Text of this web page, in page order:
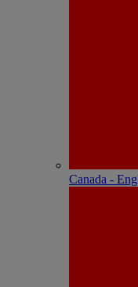
Canada -